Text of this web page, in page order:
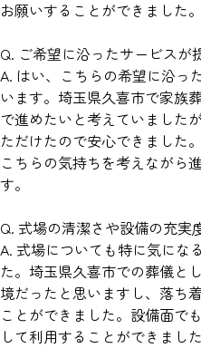
お願いすることができました。
Q. ご希望に沿ったサービスが
A. はい、こちらの希望に沿っ
います。埼玉県久喜市で家族
で進めたいと考えていました
ただけたので安心できました
こちらの気持ちを考えながら
す。
Q. 式場の清潔さや設備の充実
A. 式場についても特に気にな
た。埼玉県久喜市での葬儀と
境だったと思いますし、落ち
ことができました。設備面で
して利用することができました